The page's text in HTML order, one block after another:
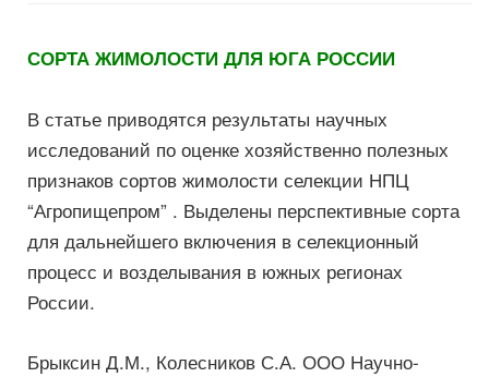
СОРТА ЖИМОЛОСТИ ДЛЯ ЮГА РОССИИ
В статье приводятся результаты научных
исследований по оценке хозяйственно полезных
признаков сортов жимолости селекции НПЦ
“Агропищепром” . Выделены перспективные сорта
для дальнейшего включения в селекционный
процесс и возделывания в южных регионах
России.
Брыксин Д.М., Колесников С.А. ООО Научно-